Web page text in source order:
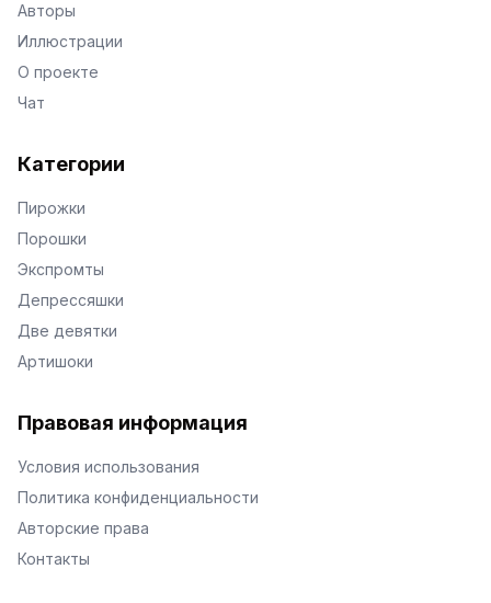
Авторы
Иллюстрации
О проекте
Чат
Категории
Пирожки
Порошки
Экспромты
Депрессяшки
Две девятки
Артишоки
Правовая информация
Условия использования
Политика конфиденциальности
Авторские права
Контакты